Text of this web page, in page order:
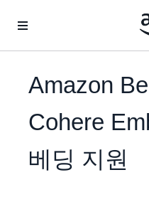
Amazon
Cohere
베딩 지원